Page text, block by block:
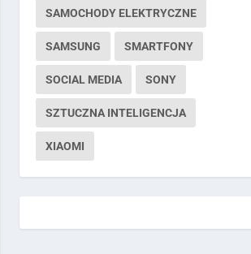
SAMOCHODY ELEKTRYCZNE
SAMSUNG SMARTFONY
SOCIAL MEDIA SONY
SZTUCZNA INTELIGENCJA
XIAOMI